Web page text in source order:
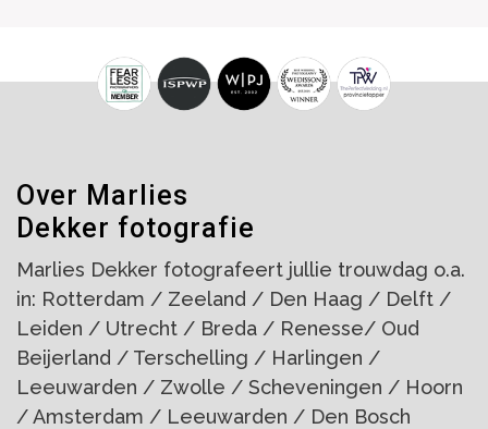
Over Marlies
Dekker fotografie
Marlies Dekker fotografeert jullie trouwdag o.a.
in: Rotterdam / Zeeland / Den Haag / Delft /
Leiden / Utrecht / Breda / Renesse/ Oud
Beijerland / Terschelling / Harlingen /
Leeuwarden / Zwolle / Scheveningen / Hoorn
/ Amsterdam / Leeuwarden / Den Bosch